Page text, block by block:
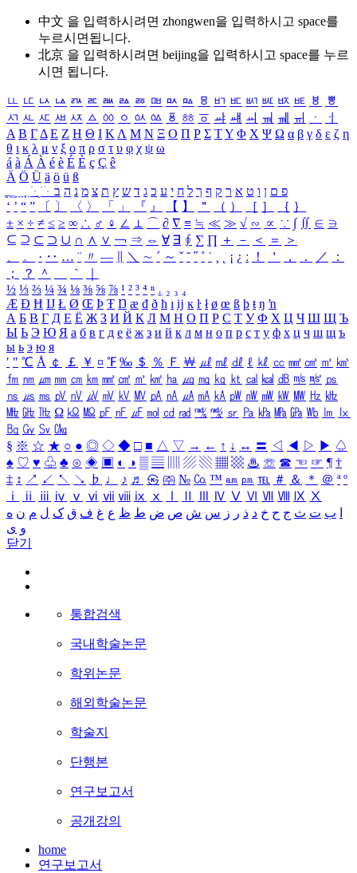
中文 을 입력하시려면 zhongwen을 입력하시고 space를
누르시면됩니다.
北京 을 입력하시려면 beijing을 입력하시고 space를 누르
시면 됩니다.
ㅥ ㅦ ㅧ ㅨ ㅩ ㅪ ㅫ ㅬ ㅭ ㅮ ㅯ ㅰ ㅱ ㅲ ㅳ ㅴ ㅵ ㅶ ㅷ ㅸ
ㅹ
ㅺ ㅻ ㅼ ㅽ ㅾ ㅿ ㆀ ㆁ ㆂ ㆃ ㆄ ㆅ ㆆ ㆇ ㆈ ㆉ ㆊ ㆋ ㆌ ㆍ
ㆎ
Α Β ΓΔ Ε Ζ Η Θ Ι ΚΛ Μ Ν Ξ Ο Π Ρ Σ ΤΥ Φ Χ Ψ Ω α β γ δ ε ζ η
θ ι κ λ μ ν ξ ο π ρ σ τ υ φ χ ψ ω
á à Á À é è É È ç Ç ê
Ä Ö Ü ä ö ü ß
ִֶֹ ֻּ ׁׂ פ ם ן ו ט א ר ק ף ך ל ח י ע כ ג ד ש ץ ת צ מ נ ה ב
‘ ’ “ ” 〔 〕 〈 〉 「 」 『 』 【 】 ＂ （ ） ［ ］ ｛ ｝
± × ÷ ≠ ≤ ≥ ∞ ∴ ♂ ♀ ∠ ⊥ ⌒ ∂ ∇ ≡ ≒ ≪ ≫ √ ∽ ∝ ∵ ∫ ∬ ∈ ∋
⊆ ⊇ ⊂ ⊃ ∪ ∩ ∧ ∨ ￢ ⇒ ⇔ ∀ ∃ ∮ ∑ ∏ ＋ － ＜ ＝
＞
、
。 · ‥ … ¨ 〃 ― ＼ ∼ ´ ～ ˇ ˘ ˝ ˚ ˙ ¸ ¡ ¿ ː ！ ＇ ， ． ／
：
；
？ ＾ ｀
½ ⅓ ⅔ ¼ ¾ ⅛ ⅜ ⅝ ⅞ ¹ ² ³ ⁴ ⁿ ₁ ₂ ₃ ₄
Æ Ð Ħ Ĳ Ł Ø Œ Þ Ŧ Ŋ æ đ ð ħ ı ĳ ĸ ŀ ł ø œ ß þ ŧ ŋ ŉ
А Б В Г Д Е Ё Ж З И Й К Л М Н О П Р С Т У Ф Х Ц Ч Ш Щ Ъ
Ы Ь Э Ю Я а б в г д е ё ж з и й к л м н о п р с т у ф х ц ч ш щ ъ
ы ь э ю я
′ ″ ℃ Å ￠ ￡ ￥ ¤ ℉ ‰ ＄ ％ Ｆ ￦ ㎕ ㎖ ㎗ ℓ ㎘ ㏄ ㎣ ㎤ ㎥ ㎦
㎙ ㎚ ㎛ ㎜ ㎝ ㎞ ㎟ ㎠ ㎡ ㎢ ㏊ ㎍ ㎎ ㎏ ㏏ ㎈ ㎉ ㏈ ㎧ ㎨ ㎰
㎱ ㎲ ㎳ ㎴ ㎵ ㎶ ㎷ ㎸ ㎹ ㎀ ㎁ ㎂ ㎃ ㎄ ㎺ ㎻ ㎽ ㎾ ㎿ ㎐ ㎑
㎒ ㎓ ㎔ Ω ㏀ ㏁ ㎊ ㎋ ㎌ ㏖ ㏅ ㎭ ㎮ ㎯ ㏛ ㎩ ㎪ ㎫ ㎬ ㏝ ㏐
㏓
㏃ ㏉ ㏜ ㏆
§ ※ ☆ ★ ○ ● ◎ ◇ ◆ □ ■ △ ▽ → ← ↑ ↓ ↔ 〓 ◁ ◀ ▷ ▶ ♤
♠ ♡ ♥ ♧ ♣ ⊙ ◈ ▣ ◐ ◑ ▒ ▤ ▨ ▧ ▦ ▩ ♨ ☏ ☎ ☜ ☞ ¶ †
‡ ↕ ↗ ↙ ↖ ↘ ♭ ♩ ♪ ♬ ㉿ ㈜ № ㏇ ™ ㏂ ㏘ ℡ ＃ ＆ ＊ ＠ ª º
ⅰ
ⅱ ⅲ ⅳ ⅴ ⅵ ⅶ ⅷ ⅸ ⅹ Ⅳ Ⅴ Ⅵ Ⅶ Ⅷ Ⅸ Ⅹ
ب ت ث ج ح خ د ذ ر ز س ش ص ض ط ظ ع غ ف ق ک ل م ن ه
و ی
닫기
통합검색
국내학술논문
학위논문
해외학술논문
학술지
단행본
연구보고서
공개강의
home
연구보고서